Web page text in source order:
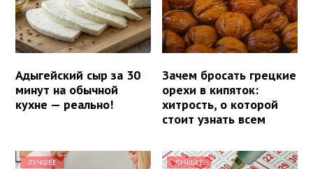
Адыгейский сыр за 30
минут на обычной
кухне — реально!
Зачем бросать грецкие
орехи в кипяток:
хитрость, о которой
стоит узнать всем
ЛУЧШЕЕ ЛУЧШЕЕ